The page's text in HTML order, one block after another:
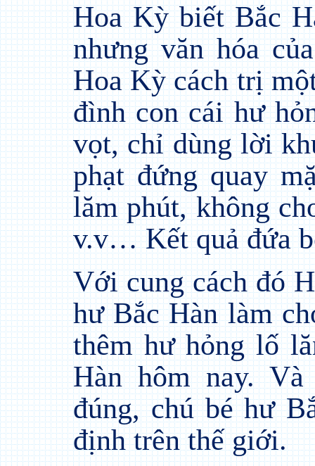
Hoa Kỳ biết Bắc
nhưng văn hóa
Hoa Kỳ cách trị
đình con cái hư
vọt, chỉ dùng lời
phạt đứng quay
lăm phút, không
v.v… Kết quả đứa
Với cung cách đó
hư Bắc Hàn làm
thêm hư hỏng lố
Hàn hôm nay.
đúng, chú bé hư
định trên thế giới.